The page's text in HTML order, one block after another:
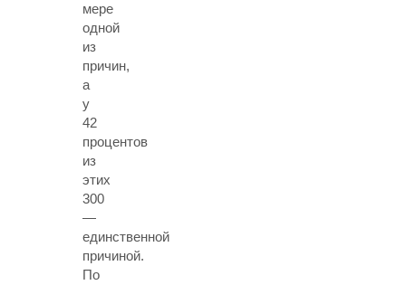
мере
одной
из
причин,
а
у
42
процентов
из
этих
300
—
единственной
причиной.
По